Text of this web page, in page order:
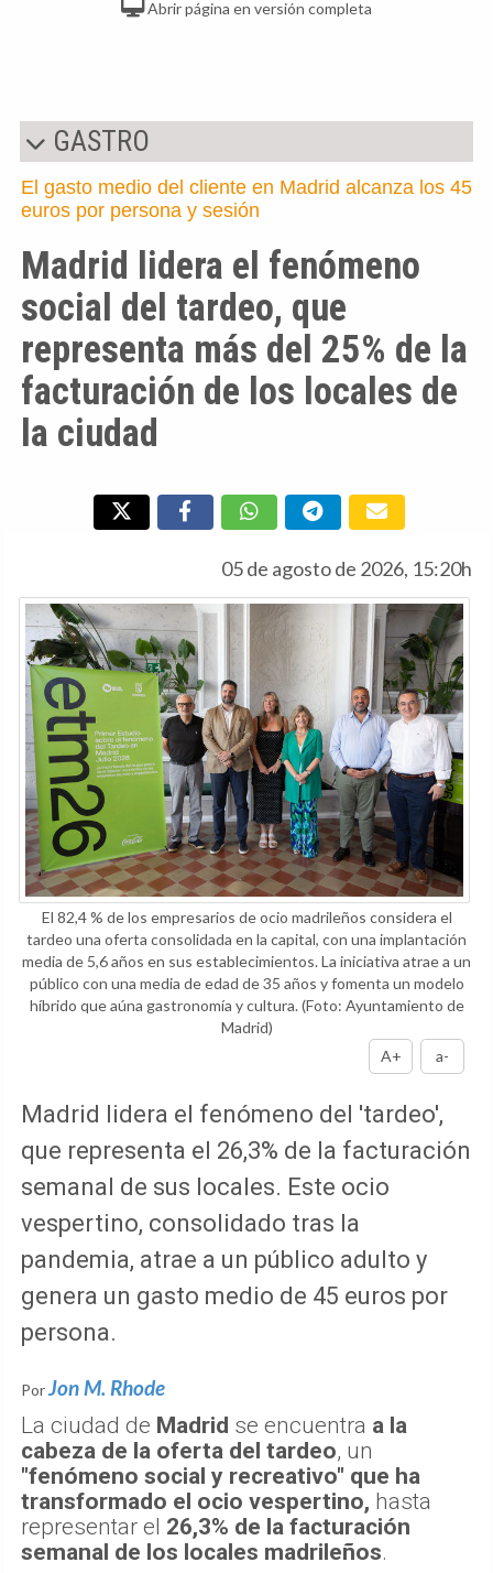
Abrir página en versión completa
GASTRO
El gasto medio del cliente en Madrid alcanza los 45
euros por persona y sesión
Madrid lidera el fenómeno
social del tardeo, que
representa más del 25% de la
facturación de los locales de
la ciudad
05 de agosto de 2026, 15:20h
El 82,4 % de los empresarios de ocio madrileños considera el
tardeo una oferta consolidada en la capital, con una implantación
media de 5,6 años en sus establecimientos. La iniciativa atrae a un
público con una media de edad de 35 años y fomenta un modelo
híbrido que aúna gastronomía y cultura.(Foto: Ayuntamiento de
Madrid)
A+
a-
Madrid lidera el fenómeno del 'tardeo',
que representa el 26,3% de la facturación
semanal de sus locales. Este ocio
vespertino, consolidado tras la
pandemia, atrae a un público adulto y
genera un gasto medio de 45 euros por
persona.
PorJon M. Rhode
La ciudad de Madrid se encuentra a la
cabeza de la oferta del tardeo, un
"fenómeno social y recreativo" que ha
transformado el ocio vespertino, hasta
representar el 26,3% de la facturación
semanal de los locales madrileños.